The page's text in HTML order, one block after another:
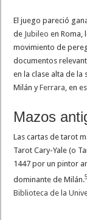
El juego pareció
de Jubileo en Roma,
movimiento de
documentos
en la clase alta de
Milán yFerrara , en
Mazos
Las cartas de tarot
Tarot Cary-Yale (o
1447 por un pintor
dominante de Milán.5
Biblioteca de la